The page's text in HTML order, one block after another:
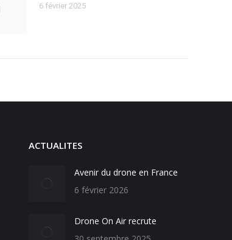
6 février 2025
ACTUALITES
Avenir du drone en France
6 février 2026
Drone On Air recrute